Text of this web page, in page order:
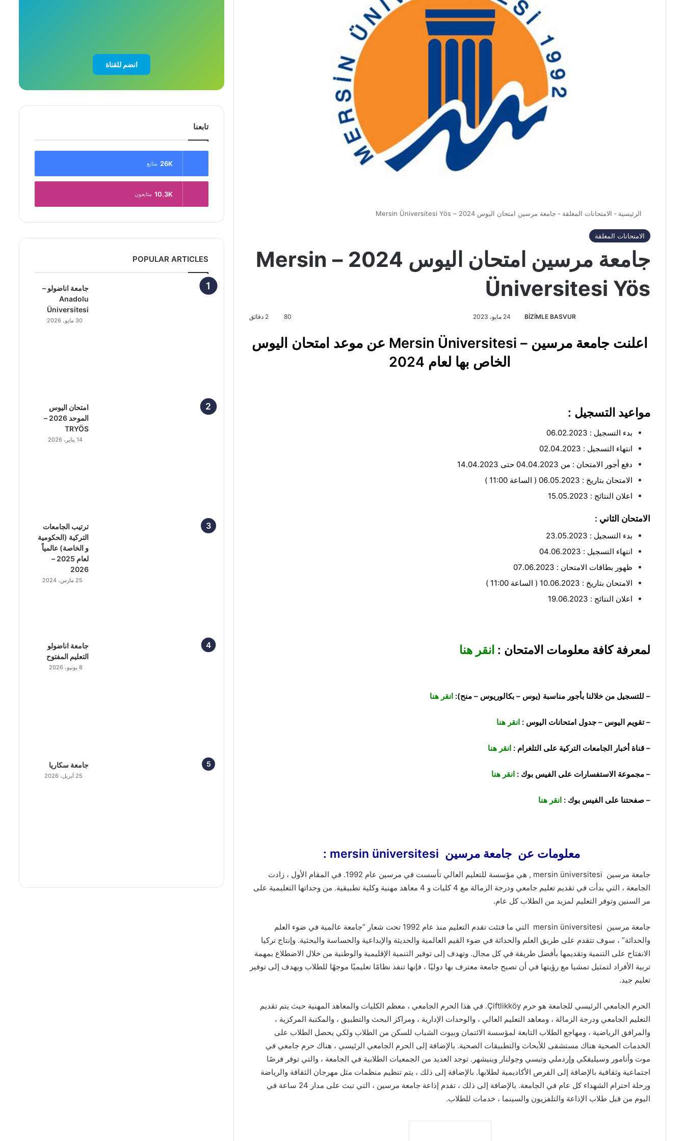
الرئيسية - الامتحانات المغلقة - جامعة مرسين امتحان اليوس 2024 – Mersin Üniversitesi Yös
الامتحانات المغلقة
جامعة مرسين امتحان اليوس 2024 – Mersin
Üniversitesi Yös
BİZİMLE BASVUR 24 مايو، 2023 80
اعلنت جامعة مرسين – Mersin Üniversitesi عن موعد امتحان اليوس
الخاص بها لعام 2024
مواعيد التسجيل :
بدء التسجيل : 06.02.2023
انتهاء التسجيل : 02.04.2023
دفع أجور الامتحان : من 04.04.2023 حتى 14.04.2023
الامتحان بتاريخ : 06.05.2023 ( الساعة 11:00 )
اعلان النتائج : 15.05.2023
الامتحان الثاني :
بدء التسجيل : 23.05.2023
انتهاء التسجيل : 04.06.2023
ظهور بطاقات الامتحان : 07.06.2023
الامتحان بتاريخ : 10.06.2023 ( الساعة 11:00 )
اعلان النتائج : 19.06.2023
لمعرفة كافة معلومات الامتحان : انقر هنا
– للتسجيل من خلالنا بأجور مناسبة (يوس – بكالوريوس – منح): انقر هنا
– تقويم اليوس – جدول امتحانات اليوس : انقر هنا
– قناة أخبار الجامعات التركية على التلغرام : انقر هنا
– مجموعة الاستفسارات على الفيس بوك : انقر هنا
– صفحتنا على الفيس بوك : انقر هنا
معلومات عن جامعة مرسين mersin üniversitesi :
جامعة مرسين mersin üniversitesi , هي مؤسسة للتعليم العالي تأسست في مرسين عام 1992. في المقام الأول ، زادت
الجامعة ، التي بدأت في تقديم تعليم جامعي ودرجة الزمالة مع 4 كليات و 4 معاهد مهنية وكلية تطبيقية. من وحداتها التعليمية على
مر السنين وتوفر التعليم لمزيد من الطلاب كل عام.
جامعة مرسين mersin üniversitesi التي ما فتئت تقدم التعليم منذ عام 1992 تحت شعار “جامعة عالمية في ضوء العلم
والحداثة” ، سوف تتقدم على طريق العلم والحداثة في ضوء القيم العالمية والحديثة والإبداعية والحساسة والبحثية. وإنتاج تركيا
الانفتاح على التنمية وتقديمها بأفضل طريقة في كل مجال. وتهدف إلى توفير التنمية الإقليمية والوطنية من خلال الاضطلاع بمهمة
تربية الأفراد لتمثيل تمشيا مع رؤيتها في أن تصبح جامعة معترف بها دوليًا ، فإنها تنفذ نظامًا تعليميًا موجهًا للطلاب ويهدف إلى توفير
تعليم جيد.
الحرم الجامعي الرئيسي للجامعة هو حرم Çiftlikköy. في هذا الحرم الجامعي ، معظم الكليات والمعاهد المهنية حيث يتم تقديم
التعليم الجامعي ودرجة الزمالة ، ومعاهد التعليم العالي ، والوحدات الإدارية ، ومراكز البحث والتطبيق ، والمكتبة المركزية ،
والمرافق الرياضية ، ومهاجع الطلاب التابعة لمؤسسة الائتمان وبيوت الشباب للسكن من الطلاب ولكي يحصل الطلاب على
الخدمات الصحية هناك مستشفى للأبحاث والتطبيقات الصحية. بالإضافة إلى الحرم الجامعي الرئيسي ، هناك حرم جامعي في
موت وأنامور وسيليفكي وإردملي وتيسي وجولنار وينيشهر. توجد العديد من الجمعيات الطلابية في الجامعة ، والتي توفر فرصًا
اجتماعية وثقافية بالإضافة إلى الفرص الأكاديمية لطلابها. بالإضافة إلى ذلك ، يتم تنظيم منظمات مثل مهرجان الثقافة والرياضة
ورحلة احترام الشهداء كل عام في الجامعة. بالإضافة إلى ذلك ، تقدم إذاعة جامعة مرسين ، التي تبث على مدار 24 ساعة في
اليوم من قبل طلاب الإذاعة والتلفزيون والسينما ، خدمات للطلاب.
انضم للقناة
تابعنا
26K متابع
10.3K متابعون
POPULAR ARTICLES
جامعة اناضولو –
Anadolu
Üniversitesi
30 مايو، 2026
امتحان اليوس
الموحد 2026 –
TRYÖS
14 يناير، 2026
ترتيب الجامعات
التركية (الحكومية
و الخاصة) عالمياً
لعام 2025 –
2026
25 مارس، 2024
جامعة اناضولو
التعليم المفتوح
8 يونيو، 2026
جامعة سكاريا
25 أبريل، 2026